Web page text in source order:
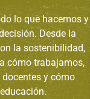
lo que hacemos y
Desde la
la sostenibilidad,
cómo trabajamos,
y cómo